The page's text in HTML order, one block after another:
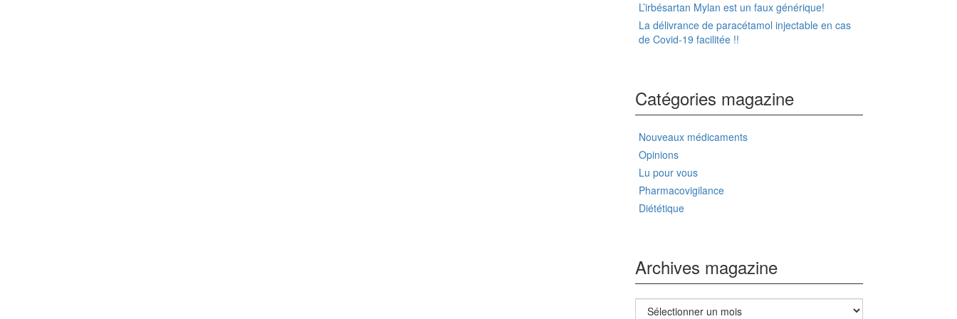
L’irbésartan Mylan est un faux générique!
La délivrance de paracétamol injectable en cas
de Covid-19 facilitée !!
Catégories magazine
Nouveaux médicaments
Opinions
Lu pour vous
Pharmacovigilance
Diététique
Archives magazine
Archives